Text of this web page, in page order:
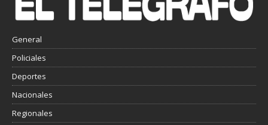
General
Policiales
Deportes
Nacionales
Regionales